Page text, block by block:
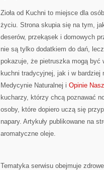
Zioła od Kuchni to miejsce dla
życiu. Strona skupia się na tym,
deserów, przekąsek i domowych
nie są tylko dodatkiem do dań,
pokazuje, że pietruszka mogą być
kuchni tradycyjnej, jak i w bardziej
Medycynie Naturalnej i Opinie
kucharzy, którzy chcą poznawać
osoby, które dopiero uczą się
napary. Artykuły publikowane na
aromatyczne oleje.
Tematyka serwisu obejmuje